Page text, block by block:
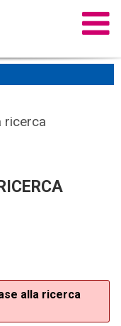
ricerca
alla ricerca